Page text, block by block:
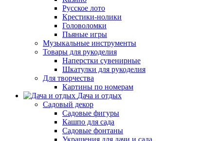
Русское лото
Крестики-нолики
Головоломки
Пьяные игры
Музыкальные инструменты
Товары для рукоделия
Наперстки сувенирные
Шкатулки для рукоделия
Для творчества
Картины по номерам
Дача и отдых
Садовый декор
Садовые фигуры
Кашпо для сада
Садовые фонтаны
Украшения для дачи и сада